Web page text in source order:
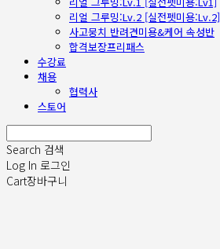
리얼 그루밍:Lv.2 [실전펫미용:Lv.2]
사고뭉치 반려견미용&케어 속성반
합격보장프리패스
수강료
채용
협력사
스토어
Search 검색
Log In 로그인
Cart장바구니